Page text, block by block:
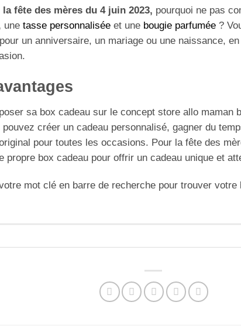
la fête des mères du 4 juin 2023, pourquoi ne pas
une tasse personnalisée et une bougie parfumée ?
un anniversaire, un mariage ou une naissance,
sa box cadeau sur le concept store allo maman
créer un cadeau personnalisé, gagner du
pour toutes les occasions. Pour la fête des
propre box cadeau pour offrir un cadeau unique et
mot clé en barre de recherche pour trouver votre